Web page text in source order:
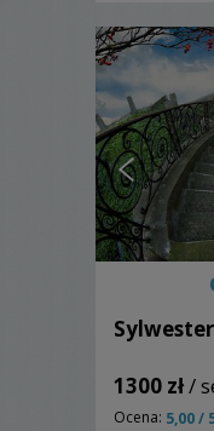
1300 zł/
Ocena: 5,00 /